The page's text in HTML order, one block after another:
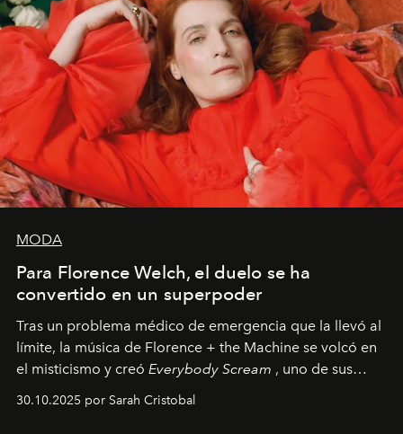
MODA
Para Florence Welch, el duelo se ha
convertido en un superpoder
Tras un problema médico de emergencia que la llevó al
límite, la música de Florence + the Machine se volcó en
el misticismo y creó Everybody Scream , uno de sus
álbumes más profundos hasta la fecha.
30.10.2025 por Sarah Cristobal